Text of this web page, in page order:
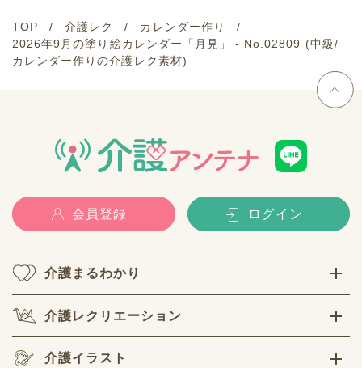
TOP 介護レク
カレンダー作り
2026年9月の塗り絵カレンダー「月見」 - No.02809 (中級/
カレンダー作りの介護レク素材)
会員登録 ログイン
介護まるわかり
介護レクリエーション
介護イラスト